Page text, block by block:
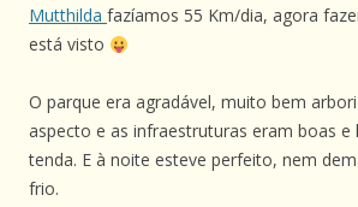
Mutthilda fazíamos 55 Km/dia, agora
está visto
O parque era agradável, muito bem
aspecto e as infraestruturas eram boas e
tenda. E à noite esteve perfeito, nem
frio.